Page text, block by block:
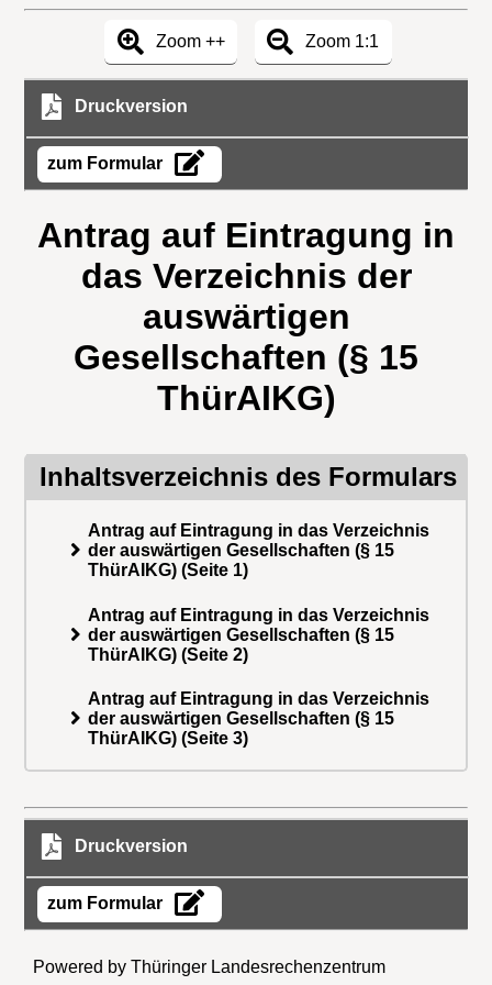
Zoom ++ Zoom 1:1
Druckversion
zum Formular
Antrag auf Eintragung in
das Verzeichnis der
auswärtigen
Gesellschaften (§ 15
ThürAIKG)
Inhaltsverzeichnis des Formulars
Antrag auf Eintragung in das Verzeichnis
der auswärtigen Gesellschaften (§ 15
ThürAIKG) (Seite 1)
Antrag auf Eintragung in das Verzeichnis
der auswärtigen Gesellschaften (§ 15
ThürAIKG) (Seite 2)
Antrag auf Eintragung in das Verzeichnis
der auswärtigen Gesellschaften (§ 15
ThürAIKG) (Seite 3)
Druckversion
zum Formular
Powered by Thüringer Landesrechenzentrum